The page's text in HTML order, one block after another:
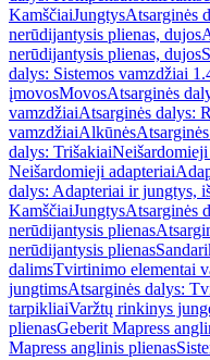
KamščiaiJungtysAtsarginės
nerūdijantysis plienas, dujos
nerūdijantysis plienas, dujos
dalys: Sistemos vamzdžiai
įmovosMovosAtsarginės
vamzdžiaiAtsarginės dalys:
vamzdžiaiAlkūnės
dalys: TrišakiaiNeišardomieji
Neišardomieji adapteriai
dalys: Adapteriai ir jungtys,
KamščiaiJungtysAtsarginės
nerūdijantysis plienas
nerūdijantysis plienas
dalimsTvirtinimo elementai
jungtimsAtsarginės dalys:
tarpikliaiVaržtų rinkinys
plienasGeberit Mapress
Mapress anglinis plienas